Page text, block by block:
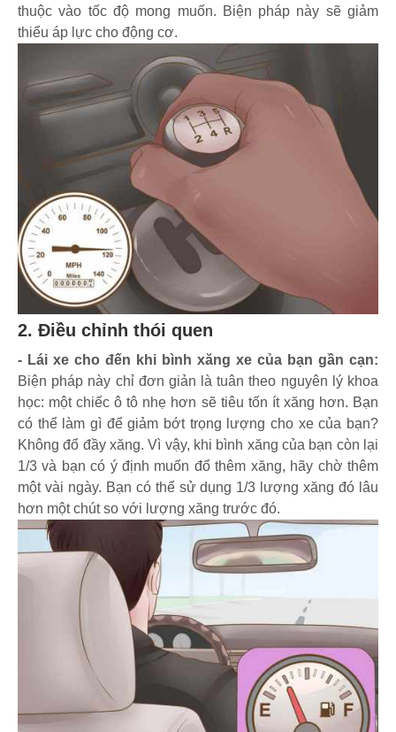
thuộc vào tốc độ mong muốn. Biện pháp này sẽ giảm
thiểu áp lực cho động cơ.
2. Điều chỉnh thói quen
- Lái xe cho đến khi bình xăng xe của bạn gần cạn:
Biện pháp này chỉ đơn giản là tuân theo nguyên lý khoa
học: một chiếc ô tô nhẹ hơn sẽ tiêu tốn ít xăng hơn. Bạn
có thể làm gì để giảm bớt trọng lượng cho xe của bạn?
Không đổ đầy xăng. Vì vậy, khi bình xăng của bạn còn lại
1/3 và bạn có ý định muốn đổ thêm xăng, hãy chờ thêm
một vài ngày. Bạn có thể sử dụng 1/3 lượng xăng đó lâu
hơn một chút so với lượng xăng trước đó.